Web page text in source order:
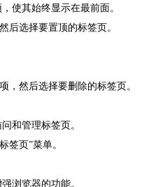
使其始终显示在最前面。
后选择要置顶的标签页。
，然后选择要删除的标签页。
和管理标签页。
签页”菜单。
浏览器的功能。